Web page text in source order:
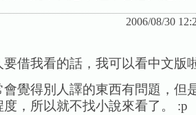
2006/08/30
要借我看的話，我可以看中文版
會覺得別人譯的東西有問題，但
，所以就不找小說來看了。 :p